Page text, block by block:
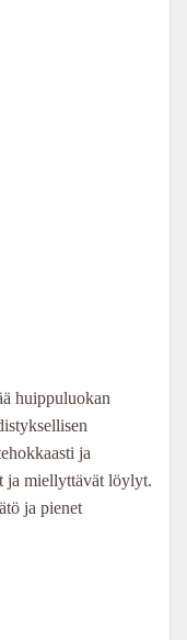
huippuluokan
ja
ja miellyttävät löylyt.
ja pienet